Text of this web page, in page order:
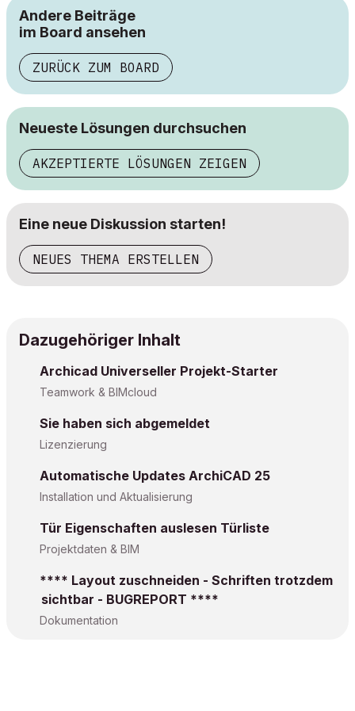
Andere Beiträge
im Board ansehen
ZURÜCK ZUM BOARD
Neueste Lösungen durchsuchen
AKZEPTIERTE LÖSUNGEN ZEIGEN
Eine neue Diskussion starten!
NEUES THEMA ERSTELLEN
Dazugehöriger Inhalt
Archicad Universeller Projekt-Starter
Teamwork & BIMcloud
Sie haben sich abgemeldet
Lizenzierung
Automatische Updates ArchiCAD 25
Installation und Aktualisierung
Tür Eigenschaften auslesen Türliste
Projektdaten & BIM
**** Layout zuschneiden - Schriften trotzdem
sichtbar - BUGREPORT ****
Dokumentation